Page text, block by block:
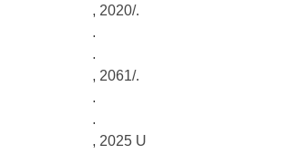
, 2020/.
.
.
, 2061/.
.
.
, 2025 U